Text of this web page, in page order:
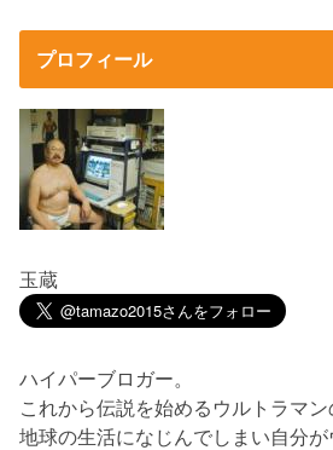
プロフィール
玉蔵
ハイパーブロガー。
これから伝説を始めるウルトラマン
地球の生活になじんでしまい自分